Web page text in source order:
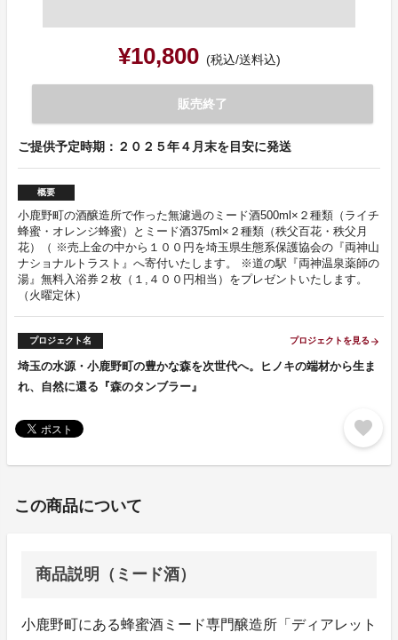
¥10,800 (税込/送料込)
販売終了
ご提供予定時期：２０２５年４月末を目安に発送
概要
小鹿野町の酒醸造所で作った無濾過のミード酒500ml×２種類（ライチ
蜂蜜・オレンジ蜂蜜）とミード酒375ml×２種類（秩父百花・秩父月
花）（ ※売上金の中から１００円を埼玉県生態系保護協会の『両神山
ナショナルトラスト』へ寄付いたします。 ※道の駅『両神温泉薬師の
湯』無料入浴券２枚（１,４００円相当）をプレゼントいたします。
（火曜定休）
プロジェクト名 プロジェクトを見る arrow_forward
埼玉の水源・小鹿野町の豊かな森を次世代へ。ヒノキの端材から生ま
れ、自然に還る『森のタンブラー』
favorite
この商品について
商品説明（ミード酒）
小鹿野町にある蜂蜜酒ミード専門醸造所「ディアレット